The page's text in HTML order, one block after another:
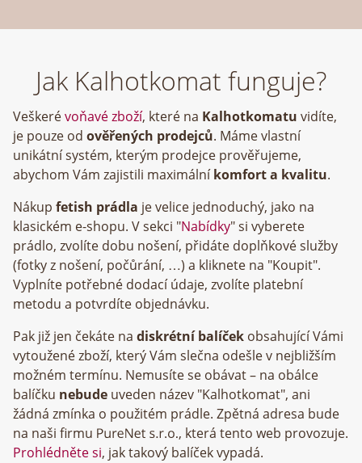
Jak Kalhotkomat funguje?
Veškerévoňavé zboží, které na Kalhotkomatu vidíte,
je pouze od ověřených prodejců. Máme vlastní
unikátní systém, kterým prodejce prověřujeme,
abychom Vám zajistili maximálníkomfort a kvalitu.
Nákup fetish prádla je velice jednoduchý, jako na
klasickém e-shopu. V sekci "Nabídky" si vyberete
prádlo, zvolíte dobu nošení, přidáte doplňkové služby
(fotky z nošení, počůrání, …) a kliknete na "Koupit".
Vyplníte potřebné dodací údaje, zvolíte platební
metodu a potvrdíte objednávku.
Pak již jen čekáte na diskrétní balíček obsahující Vámi
vytoužené zboží, který Vám slečna odešle v nejbližším
možném termínu. Nemusíte se obávat – na obálce
balíčku nebude uveden název "Kalhotkomat", ani
žádná zmínka o použitém prádle. Zpětná adresa bude
na naši firmu
, která tento web provozuje.
Prohlédněte si, jak takový balíček vypadá.